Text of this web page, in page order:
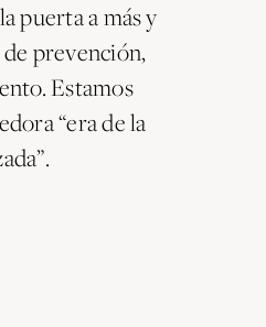
puerta a más y
prevención,
Estamos
“era de la